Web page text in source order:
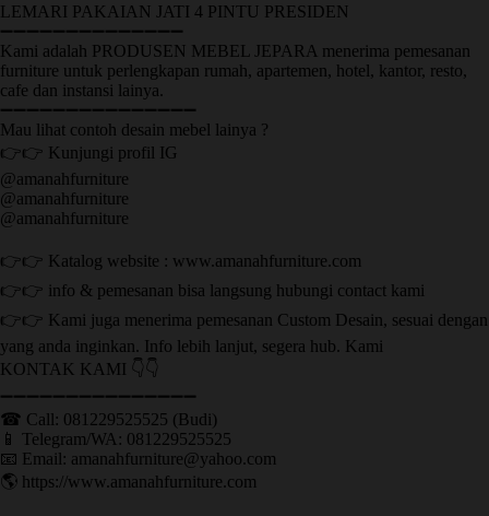
LEMARI PAKAIAN JATI 4 PINTU PRESIDEN
➖➖➖➖➖➖➖➖➖➖➖➖➖➖
Kami adalah PRODUSEN MEBEL JEPARA menerima pemesanan
furniture untuk perlengkapan rumah, apartemen, hotel, kantor, resto,
cafe dan instansi lainya.
➖➖➖➖➖➖➖➖➖➖➖➖➖➖➖
Mau lihat contoh desain mebel lainya ?
👉👉 Kunjungi profil IG
@amanahfurniture
@amanahfurniture
@amanahfurniture
👉👉 Katalog website : www.amanahfurniture.com
👉👉 info & pemesanan bisa langsung hubungi contact kami
👉👉 Kami juga menerima pemesanan Custom Desain, sesuai dengan
yang anda inginkan. Info lebih lanjut, segera hub. Kami
KONTAK KAMI 👇👇
➖➖➖➖➖➖➖➖➖➖➖➖➖➖➖ ㅤ
☎ Call: 081229525525 (Budi)
📱 Telegram/WA: 081229525525
📧 Email: amanahfurniture@yahoo.com
🌎 https://www.amanahfurniture.com